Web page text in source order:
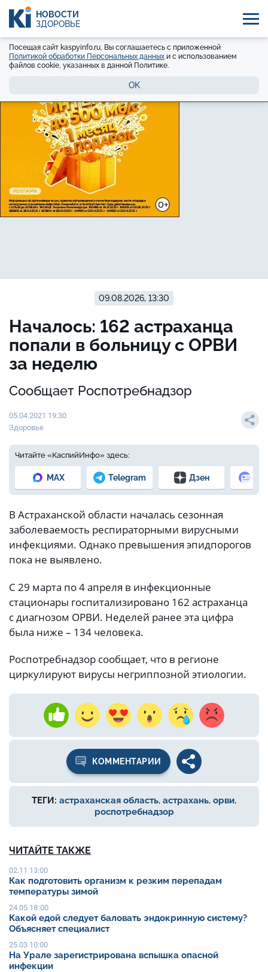
НОВОСТИ
ЗДОРОВЬЕ
Посещая сайт kaspyinfo.ru, Вы соглашаетесь с приложенной
Политикой обработки Персональных данных и с использованием
файлов cookie, указанных в данной Политике.
OK
09.08.2026, 13:30
Началось: 162 астраханца
попали в больницу с ОРВИ
за неделю
Сообщает Роспотребнадзор
05.04.2021 19:30
Здоровье
Читайте «КаспийИнфо» здесь:
MAX Telegram Дзен
В Астраханской области началась сезонная
заболеваемость респираторными вирусными
инфекциями. Однако превышения эпидпорогов
пока не выявлено.
С 29 марта по 4 апреля в инфекционные
стационары госпитализировано 162 астраханца
с диагнозом ОРВИ. Неделей ранее эта цифра
была ниже – 134 человека.
Роспотребнадзор сообщает, что в регионе
циркулируют вирусы негриппозной этиологии.
КОММЕНТАРИИ
ТЕГИ: астраханская область, астрахань, орви,
роспотребнадзор
ЧИТАЙТЕ ТАКЖЕ
02.11 13:00
Как подготовить организм к резким перепадам
температуры зимой
24.05 18:00
Какой едой следует баловать эндокринную систему?
Объясняет специалист
25.03 10:00
На Урале зарегистрирована вспышка опасной
инфекции